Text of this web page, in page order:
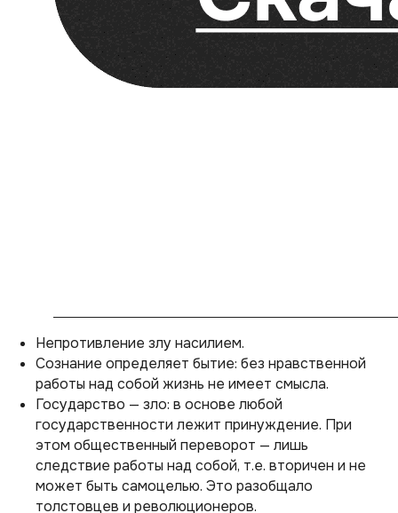
Непротивление злу насилием.
Сознание определяет бытие: без нравственной
работы над собой жизнь не имеет смысла.
Государство — зло: в основе любой
государственности лежит принуждение. При
этом общественный переворот — лишь
следствие работы над собой, т.е. вторичен и не
может быть самоцелью. Это разобщало
толстовцев и революционеров.